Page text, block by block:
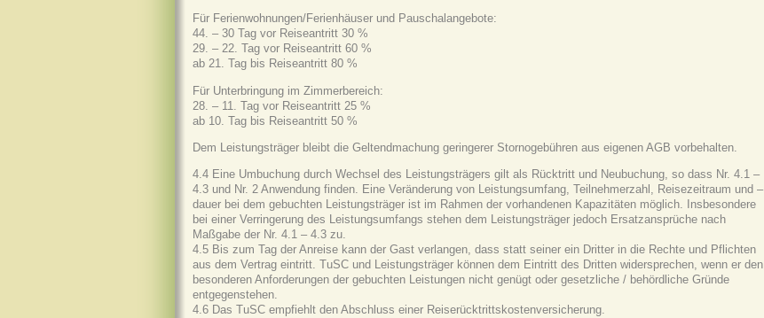
Für Ferienwohnungen/Ferienhäuser und Pauschalangebote:
44. – 30 Tag vor Reiseantritt 30 %
29. – 22. Tag vor Reiseantritt 60 %
ab 21. Tag bis Reiseantritt 80 %
Für Unterbringung im Zimmerbereich:
28. – 11. Tag vor Reiseantritt 25 %
ab 10. Tag bis Reiseantritt 50 %
Dem Leistungsträger bleibt die Geltendmachung geringerer Stornogebühren aus eigenen AGB vorbehalten.
4.4 Eine Umbuchung durch Wechsel des Leistungsträgers gilt als Rücktritt und Neubuchung, so dass Nr. 4.1 –
4.3 und Nr. 2 Anwendung finden. Eine Veränderung von Leistungsumfang, Teilnehmerzahl, Reisezeitraum und –
dauer bei dem gebuchten Leistungsträger ist im Rahmen der vorhandenen Kapazitäten möglich. Insbesondere
bei einer Verringerung des Leistungsumfangs stehen dem Leistungsträger jedoch Ersatzansprüche nach
Maßgabe der Nr. 4.1 – 4.3 zu.
4.5 Bis zum Tag der Anreise kann der Gast verlangen, dass statt seiner ein Dritter in die Rechte und Pflichten
aus dem Vertrag eintritt. TuSC und Leistungsträger können dem Eintritt des Dritten widersprechen, wenn er den
besonderen Anforderungen der gebuchten Leistungen nicht genügt oder gesetzliche / behördliche Gründe
entgegenstehen.
4.6 Das TuSC empfiehlt den Abschluss einer Reiserücktrittskostenversicherung.